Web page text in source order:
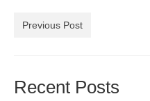
Previous Post
Recent Posts